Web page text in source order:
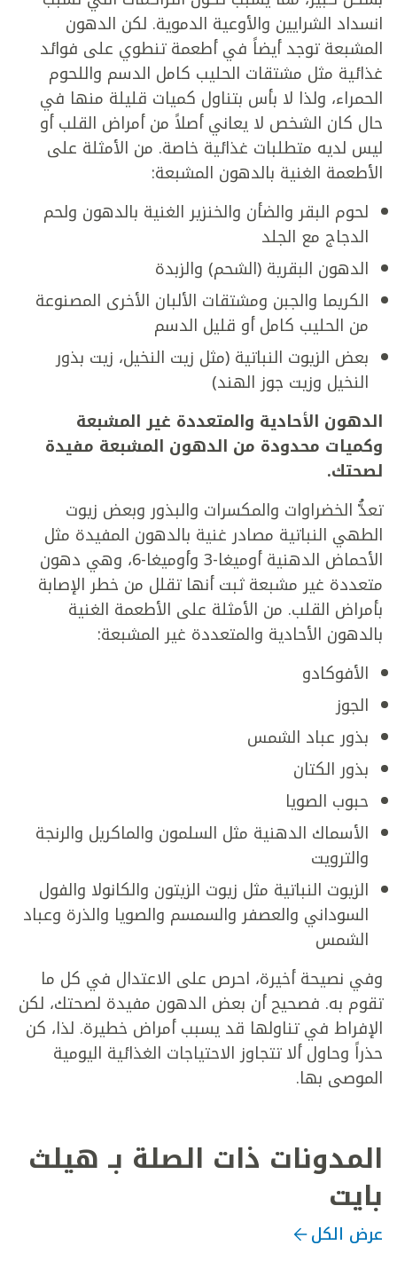
انسداد الشرايين والأوعية الدموية. لكن الدهون
المشبعة توجد أيضاً في أطعمة تنطوي على فوائد
غذائية مثل مشتقات الحليب كامل الدسم واللحوم
الحمراء، ولذا لا بأس بتناول كميات قليلة منها في
حال كان الشخص لا يعاني أصلاً من أمراض القلب أو
ليس لديه متطلبات غذائية خاصة. من الأمثلة على
الأطعمة الغنية بالدهون المشبعة:
لحوم البقر والضأن والخنزير الغنية بالدهون ولحم
الدجاج مع الجلد
الدهون البقرية (الشحم) والزبدة
الكريما والجبن ومشتقات الألبان الأخرى المصنوعة
من الحليب كامل أو قليل الدسم
بعض الزيوت النباتية (مثل زيت النخيل، زيت بذور
النخيل وزيت جوز الهند)
الدهون الأحادية والمتعددة غير المشبعة
وكميات محدودة من الدهون المشبعة مفيدة
لصحتك.
تعدُّ الخضراوات والمكسرات والبذور وبعض زيوت
الطهي النباتية مصادر غنية بالدهون المفيدة مثل
الأحماض الدهنية أوميغا-3 وأوميغا-6، وهي دهون
متعددة غير مشبعة ثبت أنها تقلل من خطر الإصابة
بأمراض القلب. من الأمثلة على الأطعمة الغنية
بالدهون الأحادية والمتعددة غير المشبعة:
الأفوكادو
الجوز
بذور عباد الشمس
بذور الكتان
حبوب الصويا
الأسماك الدهنية مثل السلمون والماكريل والرنجة
والترويت
الزيوت النباتية مثل زيوت الزيتون والكانولا والفول
السوداني والعصفر والسمسم والصويا والذرة وعباد
الشمس
وفي نصيحة أخيرة، احرص على الاعتدال في كل ما
تقوم به. فصحيح أن بعض الدهون مفيدة لصحتك، لكن
الإفراط في تناولها قد يسبب أمراض خطيرة. لذا، كن
حذراً وحاول ألا تتجاوز الاحتياجات الغذائية اليومية
الموصى بها.
المدونات ذات الصلة بـ هيلث
بايت
عرض الكل